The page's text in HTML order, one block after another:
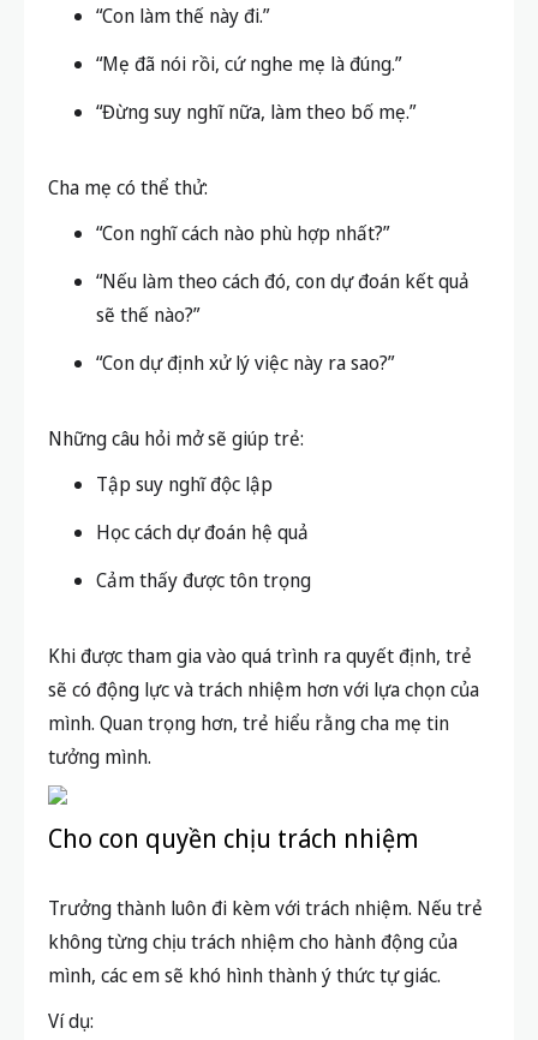
“Con làm thế này đi.”
“Mẹ đã nói rồi, cứ nghe mẹ là đúng.”
“Đừng suy nghĩ nữa, làm theo bố mẹ.”
Cha mẹ có thể thử:
“Con nghĩ cách nào phù hợp nhất?”
“Nếu làm theo cách đó, con dự đoán kết quả
sẽ thế nào?”
“Con dự định xử lý việc này ra sao?”
Những câu hỏi mở sẽ giúp trẻ:
Tập suy nghĩ độc lập
Học cách dự đoán hệ quả
Cảm thấy được tôn trọng
Khi được tham gia vào quá trình ra quyết định, trẻ
sẽ có động lực và trách nhiệm hơn với lựa chọn của
mình. Quan trọng hơn, trẻ hiểu rằng cha mẹ tin
tưởng mình.
Cho con quyền chịu trách nhiệm
Trưởng thành luôn đi kèm với trách nhiệm. Nếu trẻ
không từng chịu trách nhiệm cho hành động của
mình, các em sẽ khó hình thành ý thức tự giác.
Ví dụ: